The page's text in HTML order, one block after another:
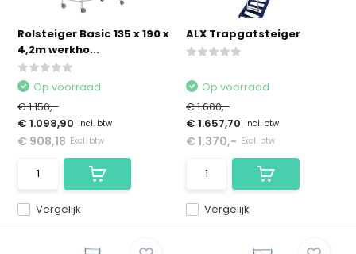
Rolsteiger Basic 135 x 190 x
4,2m werkho...
Vergelijk
Op voorraad
€ 1.150,-
€ 1.098,90 Incl. btw
€ 908,18 Excl. btw
ALX Trapgatsteiger
Vergelijk
Op voorraad
€ 1.600,-
€ 1.657,70 Incl. btw
€ 1.370,- Excl. btw